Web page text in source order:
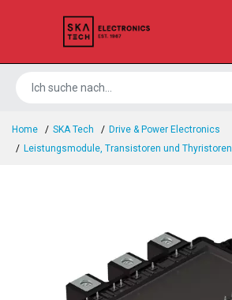
Home SKA Tech
Drive & Power Electronics
Leistungsmodule, Transistoren und Thyristoren